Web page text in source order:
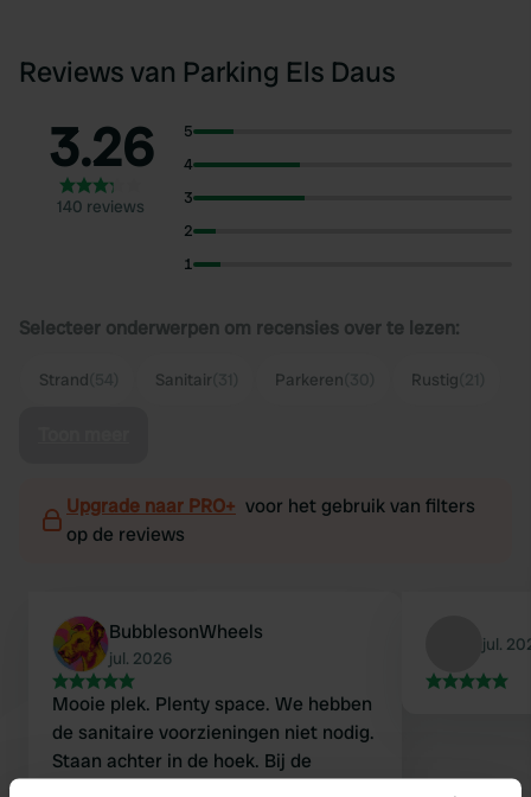
Reviews van Parking Els Daus
3.26
140 reviews
5
4
3
2
1
Selecteer onderwerpen om recensies over te lezen:
Strand Sanitair Parkeren Rustig
Upgrade naar PRO+ voor het gebruik van filters
op de reviews
BubblesonWheels
jul. 2026
Mooie plek. Plenty space. We hebben
de sanitaire voorzieningen niet nodig.
Staan achter in de hoek. Bij de
jul.